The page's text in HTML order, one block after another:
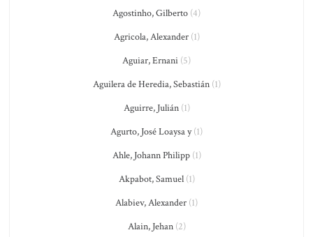
Agostinho, Gilberto (4)
Agricola, Alexander(1)
Aguiar, Ernani (5)
Aguilera de Heredia, Sebastián(1)
Aguirre, Julián(1)
Agurto, José Loaysa y(1)
Ahle, Johann Philipp(1)
Akpabot, Samuel(1)
Alabiev, Alexander (1)
Alain, Jehan(2)